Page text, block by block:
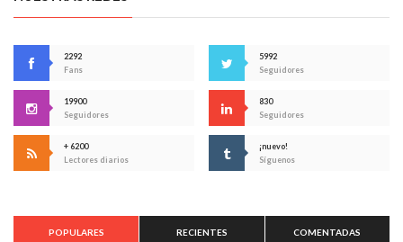
2292
Fans
5992
Seguidores
19900
Seguidores
830
Seguidores
+ 6200
Lectores diarios
¡nuevo!
Síguenos
POPULARES RECIENTES COMENTADAS